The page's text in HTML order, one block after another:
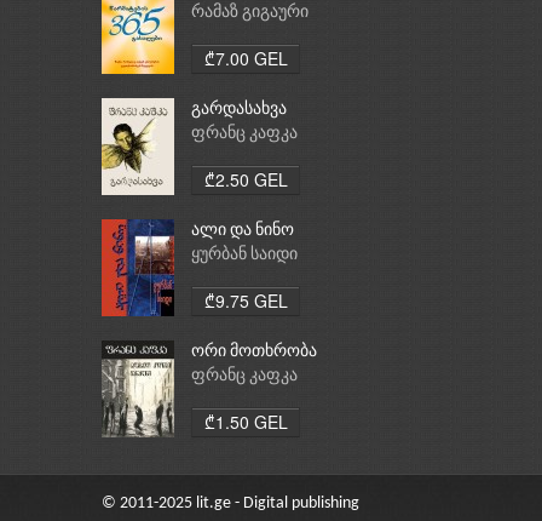
რამაზ გიგაური
₾7.00 GEL
გარდასახვა
ფრანც კაფკა
₾2.50 GEL
ალი და ნინო
ყურბან საიდი
₾9.75 GEL
ორი მოთხრობა
ფრანც კაფკა
₾1.50 GEL
© 2011-2025 lit.ge - Digital publishing